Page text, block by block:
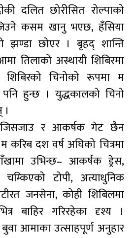
दलित छोरीसित रोल्पाको
कसम खानु भएछ, हँसिया
झण्डा छोएर । बृहद् शान्ति
तिलाको अस्थायी शिबिरमा
चिनोको रूपमा म
हुन्छ । युद्धकालको चिनो
र आकर्षक गेट छैन
दश वर्ष अघिको चित्रमा
उभिन्छ– आकर्षक ड्रेस,
चम्किएको टोपी, अत्याधुनिक
जनसेना, कोही शिबिलमा
बाहिर गरिरहेका दृश्य ।
बुवा आमाका उत्साहपूर्ण अनुहार